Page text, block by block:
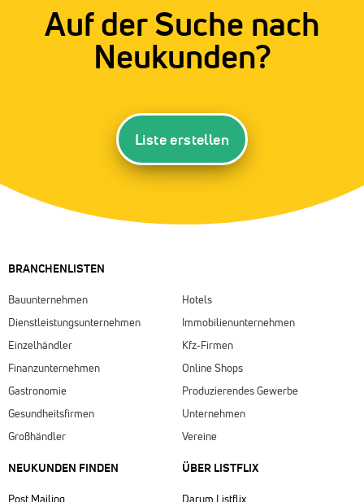
Auf der Suche nach
Neukunden?
Liste erstellen
BRANCHENLISTEN
Bauunternehmen
Dienstleistungsunternehmen
Einzelhändler
Finanzunternehmen
Gastronomie
Gesundheitsfirmen
Großhändler
Hotels
Immobilienunternehmen
Kfz-Firmen
Online Shops
Produzierendes Gewerbe
Unternehmen
Vereine
NEUKUNDEN FINDEN
Post Mailing
ÜBER LISTFLIX​
Darum Listflix